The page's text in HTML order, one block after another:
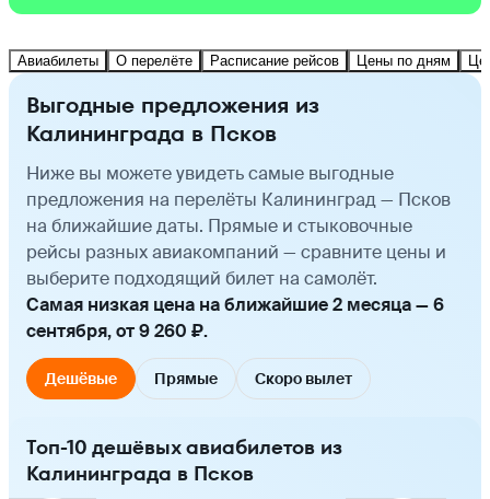
Авиабилеты О перелёте Расписание рейсов Цены по дням
Выгодные предложения из
Калининграда в Псков
Ниже вы можете увидеть самые выгодные
предложения на перелёты Калининград — Псков
на ближайшие даты. Прямые и стыковочные
рейсы разных авиакомпаний — сравните цены и
выберите подходящий билет на самолёт.
Самая низкая цена на ближайшие 2 месяца — 6
сентября, от 9 260 ₽.
Дешёвые Прямые Скоро вылет
Топ-10 дешёвых авиабилетов из
Калининграда в Псков